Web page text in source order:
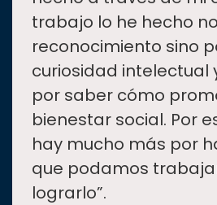
trabajo lo he hecho
reconocimiento sino
curiosidad intelectual
por saber cómo
bienestar social. Por
hay mucho más por
que podamos
lograrlo”.